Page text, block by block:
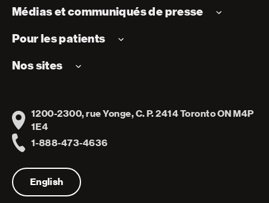
Médias et communiqués de presse
Pour les patients
Nos sites
Address
1200-2300, rue Yonge, C. P. 2414 Toronto ON M4P
1E4
1-888-473-4636
English